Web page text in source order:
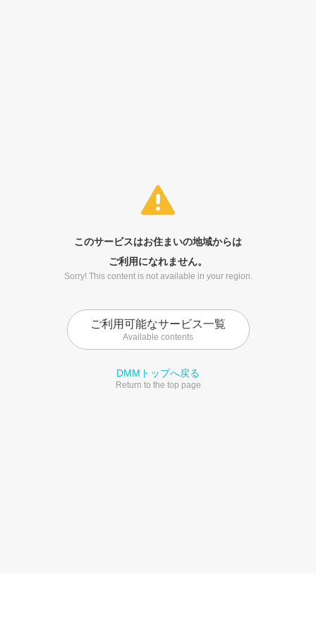
このサービスはお住まいの地域からは
ご利用になれません。
Sorry! This content is not available in your region.
ご利用可能なサービス一覧
Available contents
DMMトップへ戻る
Return to the top page